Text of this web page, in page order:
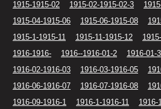
1915-1915-02
1915-02-1915-02-3
1915-04-1915-06
1915-06-1915-08
1915-1-1915-11
1915-11-1915-12
1916-1916-
1916--1916-01-2
1916-01-
1916-02-1916-03
1916-03-1916-05
1916-06-1916-07
1916-07-1916-08
1916-09-1916-1
1916-1-1916-11
1916-